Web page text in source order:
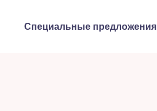
Специальные предложения